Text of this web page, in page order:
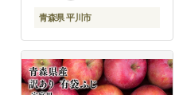
青森県 平川市